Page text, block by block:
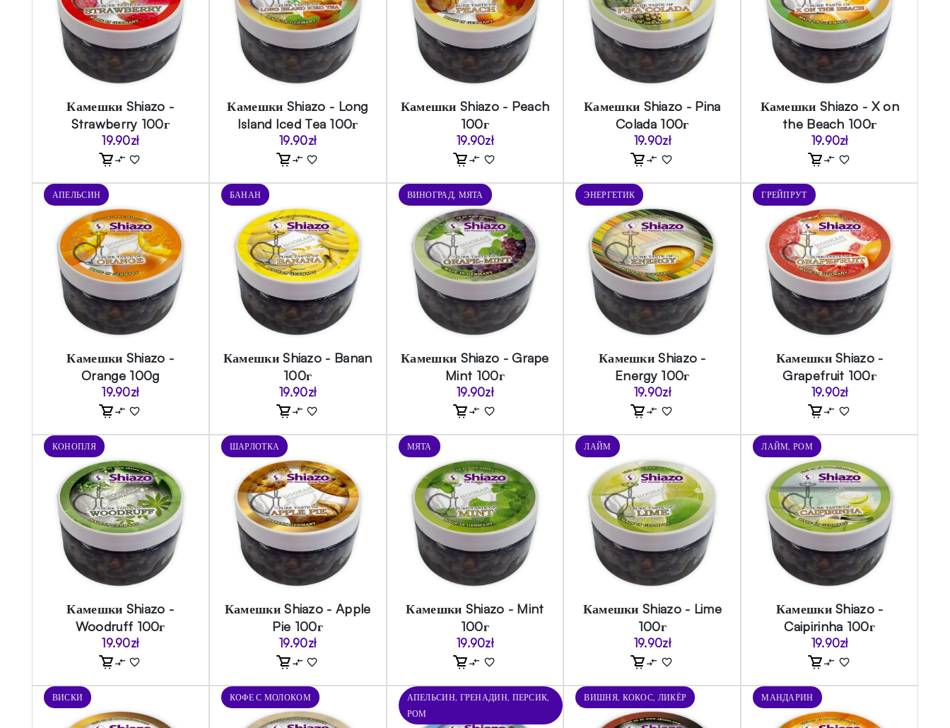
Камешки Shiazo -
Strawberry 100г
19.90zł
Камешки Shiazo - Long
Island Iced Tea 100г
19.90zł
Камешки Shiazo - Peach
100г
19.90zł
Камешки Shiazo - Pina
Colada 100г
19.90zł
Камешки Shiazo - X on
the Beach 100г
19.90zł
АПЕЛЬСИН
Камешки Shiazo -
Orange 100g
19.90zł
БАНАН
Камешки Shiazo - Banan
100г
19.90zł
ВИНОГРАД, МЯТА
Камешки Shiazo - Grape
Mint 100г
19.90zł
ЭНЕРГЕТИК
Камешки Shiazo -
Energy 100г
19.90zł
ГРЕЙПРУТ
Камешки Shiazo -
Grapefruit 100г
19.90zł
КОНОПЛЯ
Камешки Shiazo -
Woodruff 100г
19.90zł
ШАРЛОТКА
Камешки Shiazo - Apple
Pie 100г
19.90zł
МЯТА
Камешки Shiazo - Mint
100г
19.90zł
ЛАЙМ
Камешки Shiazo - Lime
100г
19.90zł
ЛАЙМ, РОМ
Камешки Shiazo -
Caipirinha 100г
19.90zł
ВИСКИ КОФЕ С МОЛОКОМ
АПЕЛЬСИН, ГРЕНАДИН, ПЕРСИК,
РОМ
ВИШНЯ, КОКОС, ЛИКЁР МАНДАРИН